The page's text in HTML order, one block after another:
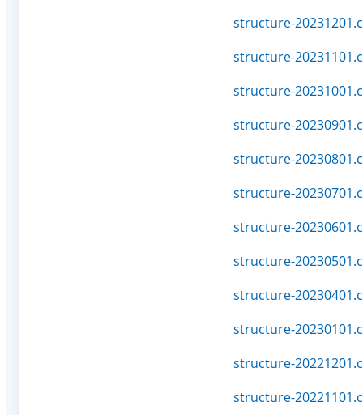
structure-
structure-
structure-
structure-
structure-
structure-
structure-
structure-
structure-
structure-
structure-
structure-